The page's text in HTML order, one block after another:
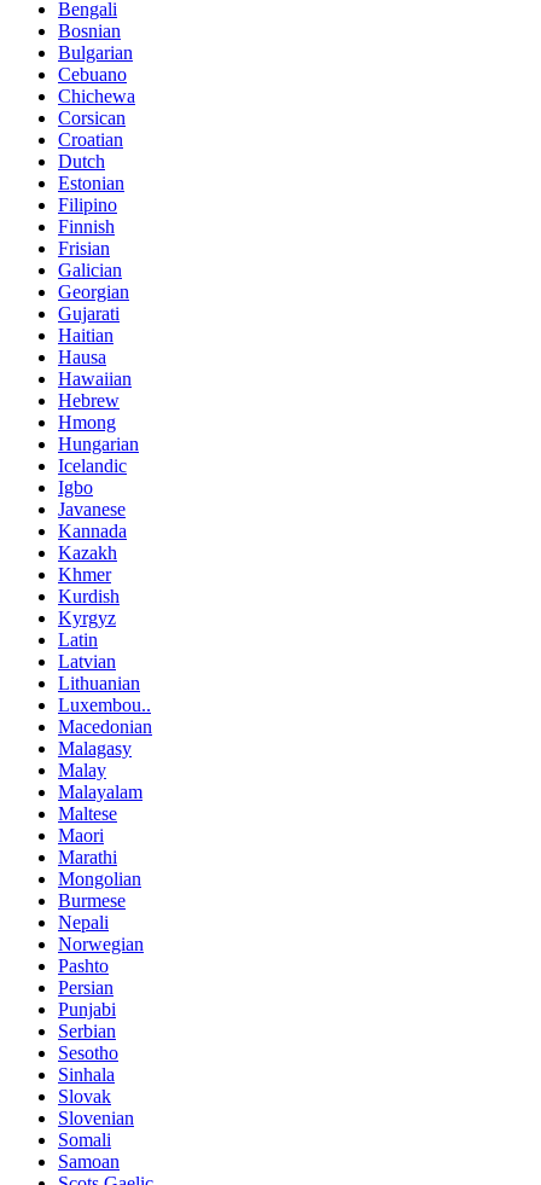
Bengali
Bosnian
Bulgarian
Cebuano
Chichewa
Corsican
Croatian
Dutch
Estonian
Filipino
Finnish
Frisian
Galician
Georgian
Gujarati
Haitian
Hausa
Hawaiian
Hebrew
Hmong
Hungarian
Icelandic
Igbo
Javanese
Kannada
Kazakh
Khmer
Kurdish
Kyrgyz
Latin
Latvian
Lithuanian
Luxembou..
Macedonian
Malagasy
Malay
Malayalam
Maltese
Maori
Marathi
Mongolian
Burmese
Nepali
Norwegian
Pashto
Persian
Punjabi
Serbian
Sesotho
Sinhala
Slovak
Slovenian
Somali
Samoan